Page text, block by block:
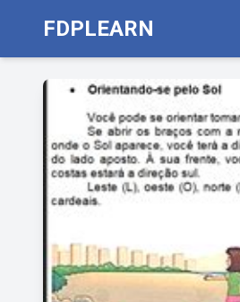
FDPLEARN